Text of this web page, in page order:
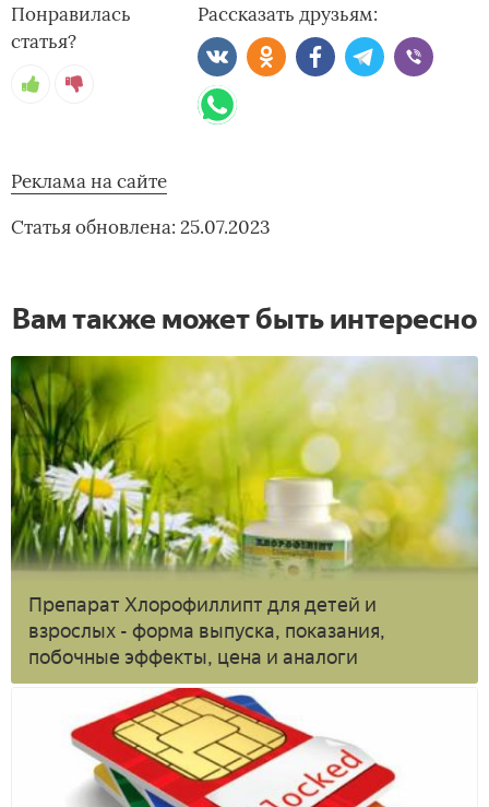
Понравилась
статья?
Рассказать друзьям:
Реклама на сайте
Статья обновлена: 25.07.2023
Вам также может быть интересно
Препарат Хлорофиллипт для детей и
взрослых - форма выпуска, показания,
побочные эффекты, цена и аналоги